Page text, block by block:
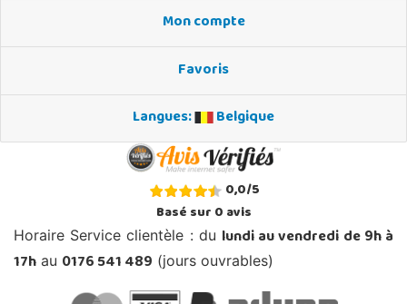
Mon compte
Favoris
Langues:
Belgique
0,0/5
Basé sur0avis
Horaire Service clientèle : du lundi au vendredi de 9h à
17h au 0176 541 489 (jours ouvrables)